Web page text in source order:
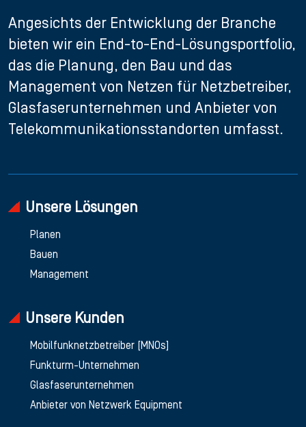
Angesichts der Entwicklung der Branche
bieten wir ein End-to-End-Lösungsportfolio,
das die Planung, den Bau und das
Management von Netzen für Netzbetreiber,
Glasfaserunternehmen und Anbieter von
Telekommunikationsstandorten umfasst.
Unsere Lösungen
Planen
Bauen
Management
Unsere Kunden
Mobilfunknetzbetreiber [MNOs]
Funkturm-Unternehmen
Glasfaserunternehmen
Anbieter von Netzwerk Equipment